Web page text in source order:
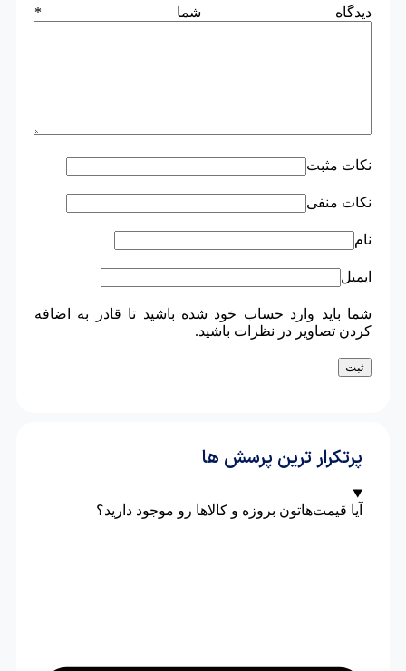
دیدگاه شما *
نکات مثبت
نکات منفی
نام
ایمیل
شما باید وارد حساب خود شده باشید تا قادر به اضافه
کردن تصاویر در نظرات باشید.
پرتکرار ترین پرسش ها
آیا قیمت‌هاتون بروزه و کالاها رو موجود دارید؟